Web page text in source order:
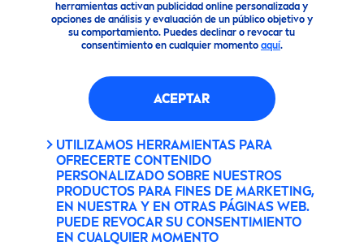
herramientas activan publicidad online personalizada y
opciones de análisis y evaluación de un público objetivo y
su comportamiento. Puedes declinar o revocar tu
consentimiento en cualquier momento aquí.
ACEPTAR
UTILIZAMOS HERRAMIENTAS PARA
OFRECERTE CONTENIDO
PERSONALIZADO SOBRE NUESTROS
PRODUCTOS PARA FINES DE MARKETING,
EN NUESTRA Y EN OTRAS PÁGINAS WEB.
PUEDE REVOCAR SU CONSENTIMIENTO
EN CUALQUIER MOMENTO